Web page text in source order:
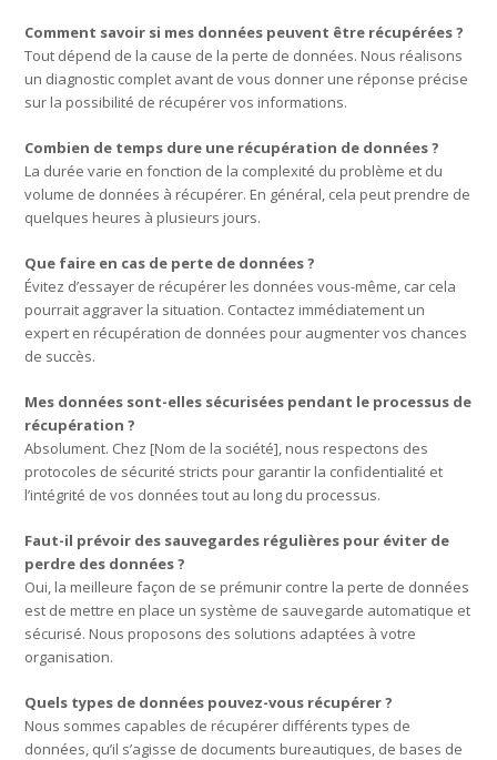
Comment savoir si mes données peuvent être récupérées ?
Tout dépend de la cause de la perte de données. Nous réalisons
un diagnostic complet avant de vous donner une réponse précise
sur la possibilité de récupérer vos informations.
Combien de temps dure une récupération de données ?
La durée varie en fonction de la complexité du problème et du
volume de données à récupérer. En général, cela peut prendre de
quelques heures à plusieurs jours.
Que faire en cas de perte de données ?
Évitez d’essayer de récupérer les données vous-même, car cela
pourrait aggraver la situation. Contactez immédiatement un
expert en récupération de données pour augmenter vos chances
de succès.
Mes données sont-elles sécurisées pendant le processus de
récupération ?
Absolument. Chez [Nom de la société], nous respectons des
protocoles de sécurité stricts pour garantir la confidentialité et
l’intégrité de vos données tout au long du processus.
Faut-il prévoir des sauvegardes régulières pour éviter de
perdre des données ?
Oui, la meilleure façon de se prémunir contre la perte de données
est de mettre en place un système de sauvegarde automatique et
sécurisé. Nous proposons des solutions adaptées à votre
organisation.
Quels types de données pouvez-vous récupérer ?
Nous sommes capables de récupérer différents types de
données, qu’il s’agisse de documents bureautiques, de bases de